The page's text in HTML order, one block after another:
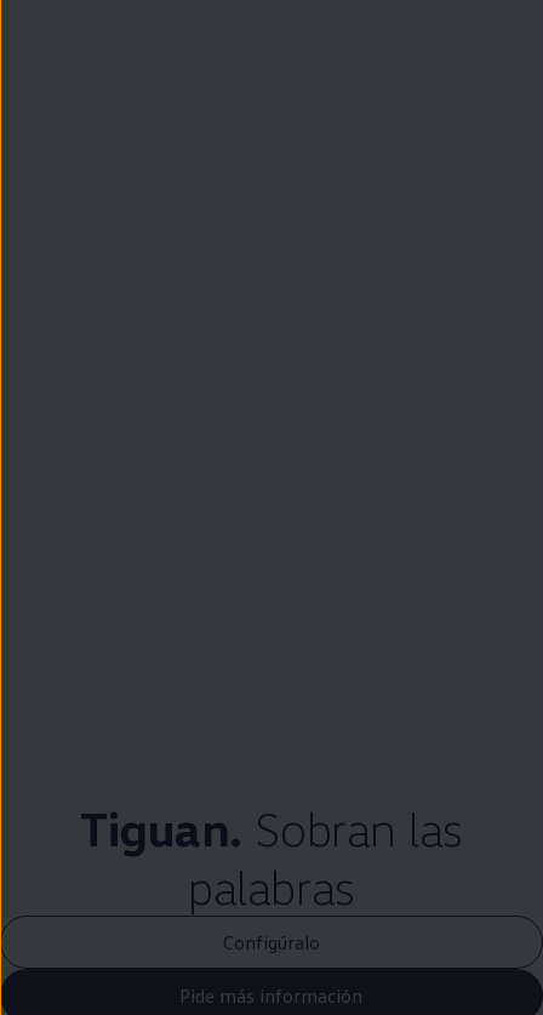
Tiguan. Sobran las
palabras
Configúralo
Pide más información